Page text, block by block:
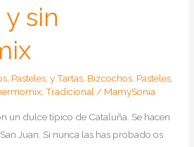
sin
Pasteles, y Tartas, Bizcochos, Pasteles,
,Tradicional/ MamySonia
un dulce típico de Cataluña. Se hacen
Juan. Si nunca las has probado os